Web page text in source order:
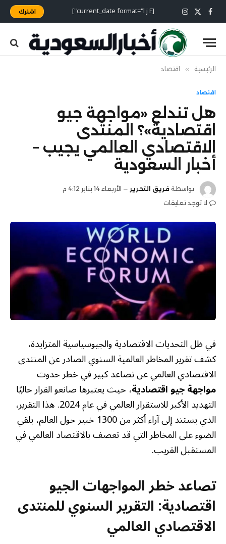
فيسبوك
X
(Twitter)
الانستغرام [current_date format="l j F"] اشترك
الرئيسية » اقتصاد
اقتصاد
هل تندلع «مواجهة جيو
اقتصادية»؟ المنتدى
الاقتصادي العالمي يجيب –
أخبار السعودية
بواسطة فريق التحرير
الأربعاء 14 يناير 4:12 م
لا توجد تعليقات
في ظل التحديات الاقتصادية والجيوسياسية المتزايدة،
كشف تقرير المخاطر العالمية السنوي الصادر عن المنتدى
الاقتصادي العالمي عن تصاعد كبير في خطر حدوث
مواجهة جيو اقتصادية، حيث يعتبرها صانعو القرار حاليًا
التهديد الأكبر للاستقرار العالمي في عام 2024. هذا التقرير،
الذي يستند إلى آراء أكثر من 1300 خبير حول العالم، يلقي
الضوء على المخاطر التي قد تعصف بالاقتصاد العالمي في
المستقبل القريب.
تصاعد خطر المواجهات الجيو
اقتصادية: التقرير السنوي للمنتدى
الاقتصادي العالمي